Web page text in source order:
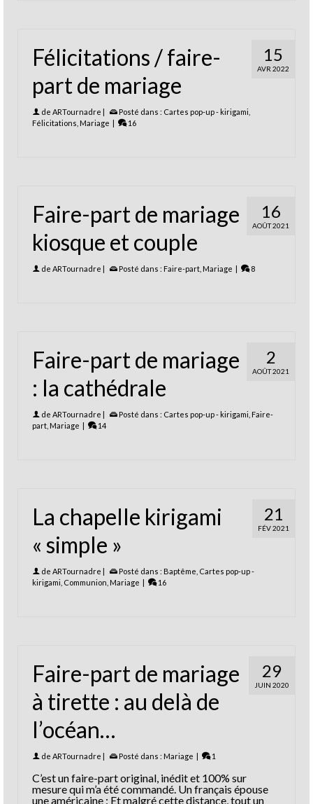
15
AVR 2022
Félicitations / faire-
part de mariage
de ARTournadre | Posté dans : Cartes pop-up - kirigami
Félicitations Mariage | 16
16
AOÛT 2021
Faire-part de mariage
kiosque et couple
de ARTournadre | Posté dans : Faire-part Mariage | 8
2
AOÛT 2021
Faire-part de mariage
: la cathédrale
de ARTournadre | Posté dans : Cartes pop-up - kirigami Faire-
part Mariage | 14
21
FÉV 2021
La chapelle kirigami
« simple »
de ARTournadre | Posté dans : Baptême Cartes pop-up -
kirigami Communion Mariage | 16
29
JUIN 2020
Faire-part de mariage
à tirette : au delà de
l’océan…
de ARTournadre | Posté dans : Mariage | 1
C’est un faire-part original, inédit et 100% sur
mesure qui m’a été commandé. Un français épouse
une américaine : Et malgré cette distance, tout un